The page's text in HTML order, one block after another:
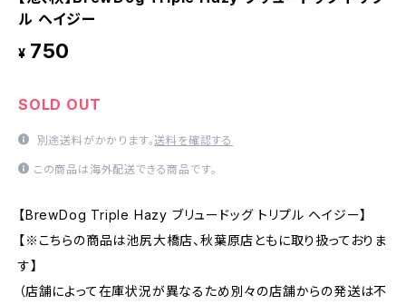
ル ヘイジー
¥ 750
SOLD OUT
別途送料がかかります。送料を確認する
この商品は海外配送できる商品です。
【BrewDog Triple Hazy ブリュードッグ トリプル ヘイジー】
【※こちらの商品は池尻大橋店、秋葉原店ともに取り扱っておりま
す】
（店舗によって在庫状況が異なるため別々の店舗からの発送は不